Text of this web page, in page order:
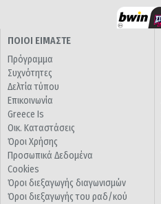
ΠΟΙΟΙ ΕΙΜΑΣΤΕ
Πρόγραμμα
Συχνότητες
Δελτία τύπου
Επικοινωνία
Greece Is
Οικ. Καταστάσεις
Όροι Χρήσης
Προσωπικά Δεδομένα
Cookies
Όροι διεξαγωγής διαγωνισμών
Όροι διεξαγωγής του ραδ/κού